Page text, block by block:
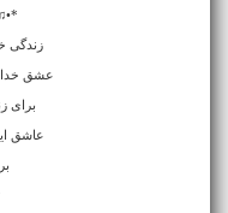
زندگی
عشق خدا
برای
عاشق